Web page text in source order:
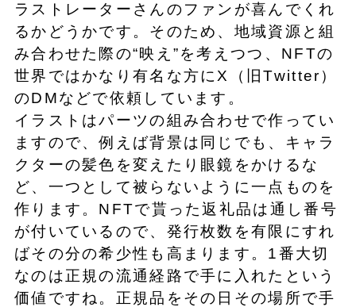
ラストレーターさんのファンが喜んでくれ
るかどうかです。そのため、地域資源と組
み合わせた際の“映え”を考えつつ、NFTの
世界ではかなり有名な方にX（旧Twitter）
のDMなどで依頼しています。
イラストはパーツの組み合わせで作ってい
ますので、例えば背景は同じでも、キャラ
クターの髪色を変えたり眼鏡をかけるな
ど、一つとして被らないように一点ものを
作ります。NFTで貰った返礼品は通し番号
が付いているので、発行枚数を有限にすれ
ばその分の希少性も高まります。1番大切
なのは正規の流通経路で手に入れたという
価値ですね。正規品をその日その場所で手